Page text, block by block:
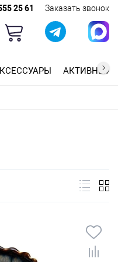
25 61 Заказать звонок
АКТИВНЫЙ